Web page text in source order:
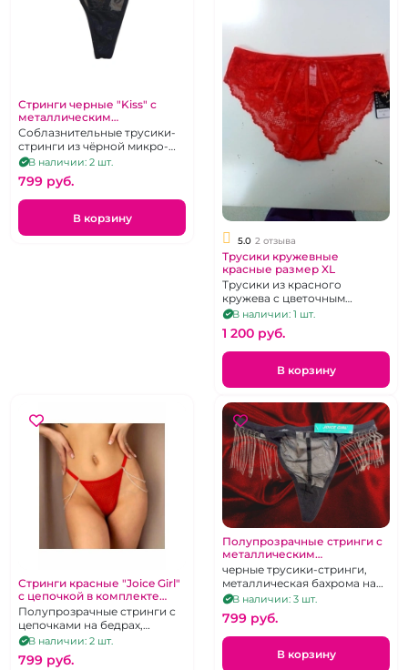
Стринги черные "Kiss" с
металлическим
украшением размер XL
Соблазнительные трусики-
стринги из чёрной микро-
сетки с украшением из
металла. Размер XL.
В наличии: 2 шт.
799 pуб.
В корзину
5.0 2 отзыва
Трусики кружевные
красные размер XL
Трусики из красного
кружева с цветочным
рисунком, р 46-48
В наличии: 1 шт.
1 200 pуб.
В корзину
Стринги красные "Joice Girl"
с цепочкой в комплекте
размер XL
Полупрозрачные стринги с
цепочками на бедрах,
красные, 42-46
В наличии: 2 шт.
799 pуб.
Полупрозрачные стринги с
металлическим
украшением "бахрома"
черные трусики-стринги,
металлическая бахрома на
поясе, р 42-46
В наличии: 3 шт.
799 pуб.
В корзину